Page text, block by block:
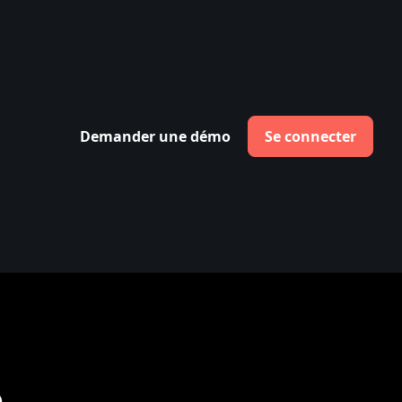
Demander une démo Se connecter